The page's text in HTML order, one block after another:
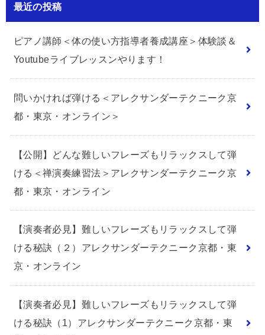
最近の投稿
ピアノ講師＜体の使い方指導者養成講座＞体験談＆
Youtubeライブレッスンやります！
問いかければ弾ける＜アレクサンダーテクニーク京
都・東京・オンライン＞
【公開】どんな難しいフレーズもリラックスして弾
ける＜禅演奏練習法＞アレクサンダーテクニーク京
都・東京・オンライン
【演奏者必見】難しいフレーズもリラックスして弾
ける秘訣（２）アレクサンダーテクニーク京都・東
京・オンライン
【演奏者必見】難しいフレーズもリラックスして弾
ける秘訣（1）アレクサンダーテクニーク京都・東